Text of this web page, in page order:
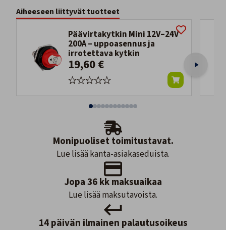
Aiheeseen liittyvät tuotteet
Päävirtakytkin Mini 12V–24V
200A – uppoasennus ja
irrotettava kytkin
19,60 €
Monipuoliset toimitustavat.
Lue lisää kanta-asiakaseduista.
Jopa 36 kk maksuaikaa
Lue lisää maksutavoista.
14 päivän ilmainen palautusoikeus